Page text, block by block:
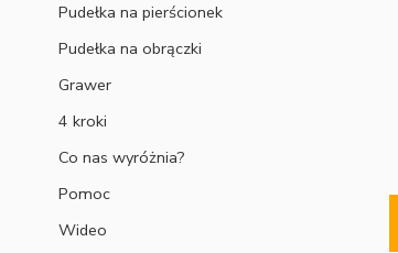
Pudełka na pierścionek
Pudełka na obrączki
Grawer
4 kroki
Co nas wyróżnia?
Pomoc
Wideo